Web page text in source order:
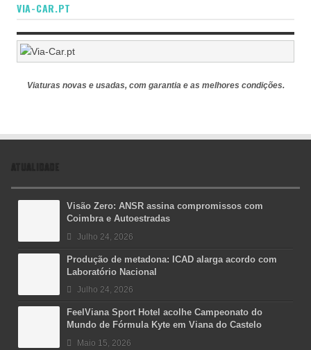
VIA-CAR.PT
Viaturas novas e usadas, com garantia e as melhores condições.
ATUALIDADE
Visão Zero: ANSR assina compromissos com
Coimbra e Autoestradas
Julho 24, 2026
Produção de metadona: ICAD alarga acordo com
Laboratório Nacional
Julho 24, 2026
FeelViana Sport Hotel acolhe Campeonato do
Mundo de Fórmula Kyte em Viana do Castelo
Maio 15, 2026